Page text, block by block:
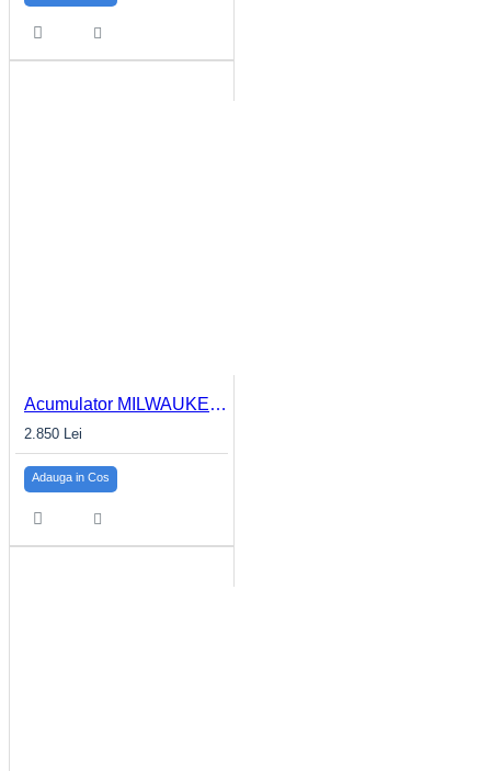
Acumulator MILWAUKEE 3.0Ah MX FUEL™ REDLITHIUM™ MXF CP203
2.850 Lei
Adauga in Cos